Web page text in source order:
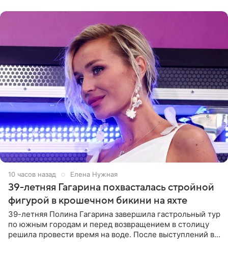
10 часов назад Елена Нужная
39-летняя Гагарина похвасталась стройной
фигурой в крошечном бикини на яхте
39-летняя Полина Гагарина завершила гастрольный тур
по южным городам и перед возвращением в столицу
решила провести время на воде. После выступлений в